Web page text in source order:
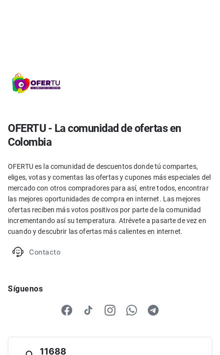
OFERTU - La comunidad de ofertas en
Colombia
OFERTU es la comunidad de descuentos donde tú compartes,
eliges, votas y comentas las ofertas y cupones más especiales del
mercado con otros compradores para así, entre todos, encontrar
las mejores oportunidades de compra en internet. Las mejores
ofertas reciben más votos positivos por parte de la comunidad
incrementando así su temperatura. Atrévete a pasarte de vez en
cuando y descubrir las ofertas más calientes en internet.
Contacto
Síguenos
11688